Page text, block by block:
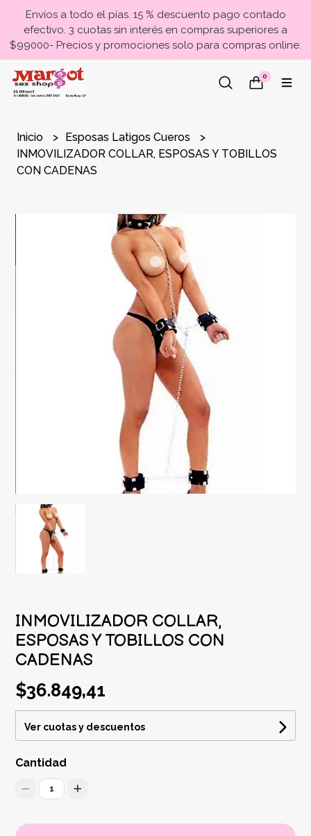
Envíos a todo el pías. 15 % descuento pago contado
efectivo. 3 cuotas sin interés en compras superiores a
$99000- Precios y promociones solo para compras online.
0
Inicio
Esposas Latigos Cueros
INMOVILIZADOR COLLAR, ESPOSAS Y TOBILLOS
CON CADENAS
INMOVILIZADOR COLLAR,
ESPOSAS Y TOBILLOS CON
CADENAS
$36.849,41
Ver cuotas y descuentos
Cantidad
1